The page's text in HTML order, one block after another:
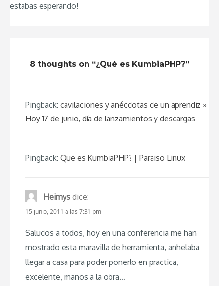
estabas esperando!
8 thoughts on “¿Qué es KumbiaPHP?”
Pingback: cavilaciones y anécdotas de un aprendiz »
Hoy 17 de junio, día de lanzamientos y descargas
Pingback: Que es KumbiaPHP? | Paraiso Linux
Heimys dice:
15 junio, 2011 a las 7:31 pm
Saludos a todos, hoy en una conferencia me han
mostrado esta maravilla de herramienta, anhelaba
llegar a casa para poder ponerlo en practica,
excelente, manos a la obra…